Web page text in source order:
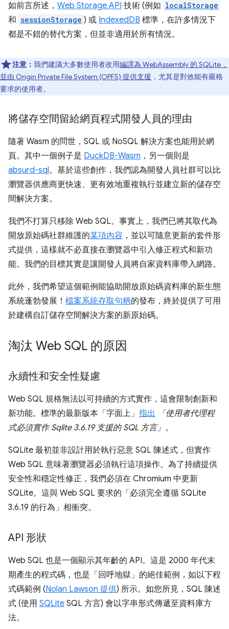
如前言所述， Web Storage API 技術 (例如 localStorage
和 sessionStorage ) 或 IndexedDB 標準，在許多情況下
都是不錯的替代方案，但並非適用於所有情況。
注意： 我們建議大多數使用者改用編譯為 WebAssembly 的 SQLite，
並由 Origin Private File System (OPFS) 提供支援 ，尤其是對效能有嚴格
要求的使用者。
將儲存空間留給網頁程式開發人員的理由
隨著 Wasm 的問世，SQL 或 NoSQL 解決方案也能用於網
頁。其中一個例子是 DuckDB-Wasm ，另一個則是
absurd-sql。基於這些創作，我們認為開發人員社群可以比
瀏覽器供應商更快速、更有效地重複執行並建立新的儲存空
間解決方案。
我們不打算只移除 Web SQL。事實上，我們已將其取代為
開放原始碼社群維護的某項內容 ，並以可隨意更新的套件形
式提供，這樣就不必直接在瀏覽器中引入修正程式和新功
能。我們的目標其實是讓開發人員將自家資料庫帶入網路。
此外，我們希望這個範例能協助開放原始碼資料庫的新生態
系統蓬勃發展！ 檔案系統存取句柄的發布，終於提供了可用
於建構自訂儲存空間解決方案的新原始碼。
淘汰 Web SQL 的原因
永續性和安全性疑慮
Web SQL 規格無法以可持續的方式實作，這會限制創新和
新功能。標準的最新版本「字面上」 指出
「使用者代理程
式必須實作 Sqlite 3.6.19 支援的 SQL 方言」 。
SQLite 最初並非設計用於執行惡意 SQL 陳述式，但實作
Web SQL 意味著瀏覽器必須執行這項操作。為了持續提供
安全性和穩定性修正，我們必須在 Chromium 中更新
SQLite。這與 Web SQL 要求的「必須完全遵循 SQLite
3.6.19 的行為」相衝突。
API 形狀
Web SQL 也是一個顯示其年齡的 API。這是 2000 年代末
期產生的程式碼，也是「回呼地獄」的絕佳範例，如以下程
式碼範例 (Nolan Lawson 提供) 所示。如您所見，SQL 陳述
式 (使用 SQLite SQL 方言) 會以字串形式傳遞至資料庫方
法。